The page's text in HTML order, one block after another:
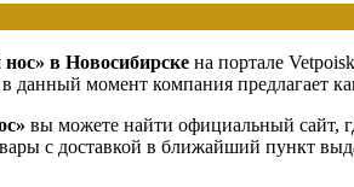
в Новосибирске на портале
данный момент компания предлагает
вы можете найти официальный сайт,
с доставкой в ближайший пункт